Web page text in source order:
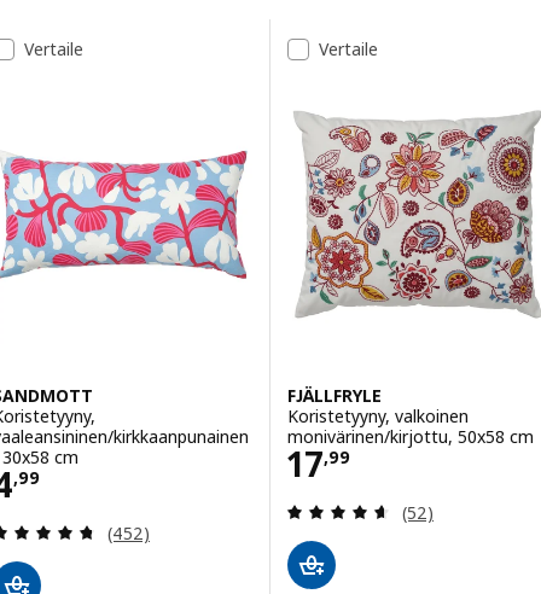
Tulosluettelo
Vertaile
kirkkaanpunainen
cm
,99 4,99
Arvio: 4.7 / 5 tähteä. Arvostelut yhteensä:
(452)
Vertaile
FJÄLLFRYLE
Koristetyyny, valkoinen
monivärinen/kirjottu, 50x58 cm
17,99
Hinta 17,99
Arvio: 4.6 / 5
(52)